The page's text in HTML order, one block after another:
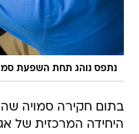
נתפס נוהג תחת השפעת
בתום חקירה סמויה
היחידה המרכזית של